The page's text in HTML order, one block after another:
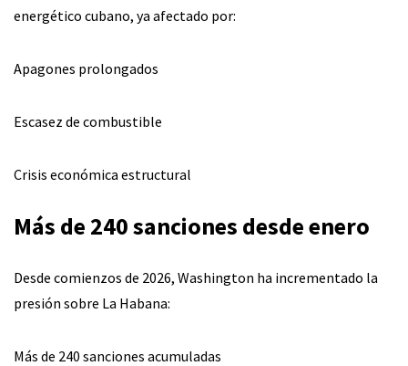
energético cubano, ya afectado por:
Apagones prolongados
Escasez de combustible
Crisis económica estructural
Más de 240 sanciones desde enero
Desde comienzos de 2026, Washington ha incrementado la
presión sobre La Habana:
Más de 240 sanciones acumuladas